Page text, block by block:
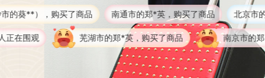
买了商品 南通市的郑*英，购买了商品
芜湖市的郑*英，购买了商品 南京市的郑*英，购买了商
北京市的1**1，购买了